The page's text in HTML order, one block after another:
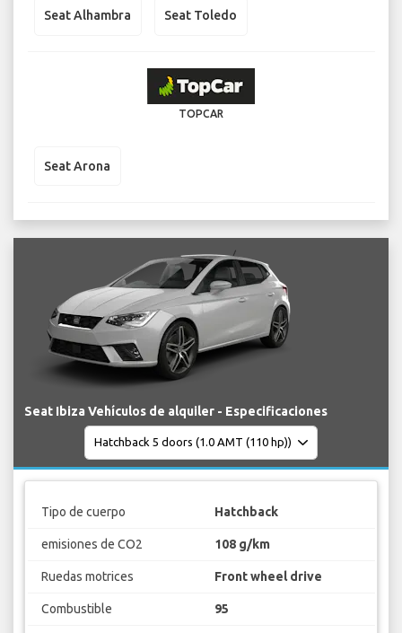
Seat Alhambra Seat Toledo
TOPCAR
Seat Arona
Seat Ibiza Vehículos de alquiler - Especificaciones
Tipo de cuerpo Hatchback
emisiones de CO2 108 g/km
Ruedas motrices Front wheel drive
Combustible 95